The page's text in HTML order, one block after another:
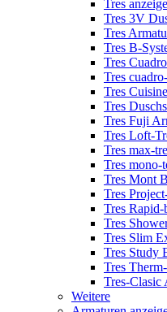
Tres
Tres 3V
Tres
Tres B-
Tres
Tres
Tres
Tres
Tres Fuji
Tres Loft-
Tres max-
Tres mono-
Tres Mont
Tres
Tres Rapid-
Tres
Tres Slim
Tres Study
Tres
Tres-Clasic
Weitere